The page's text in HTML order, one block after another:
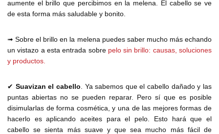
aumente el brillo que percibimos en la melena. El cabello se ve
de esta forma más saludable y bonito.
➟ Sobre el brillo en la melena puedes saber mucho más echando
un vistazo a esta entrada sobre pelo sin brillo: causas, soluciones
y productos.
✔ Suavizan el cabello . Ya sabemos que el cabello dañado y las
puntas abiertas no se pueden reparar. Pero sí que es posible
disimularlas de forma cosmética, y una de las mejores formas de
hacerlo es aplicando aceites para el pelo. Esto hará que el
cabello se sienta más suave y que sea mucho más fácil de